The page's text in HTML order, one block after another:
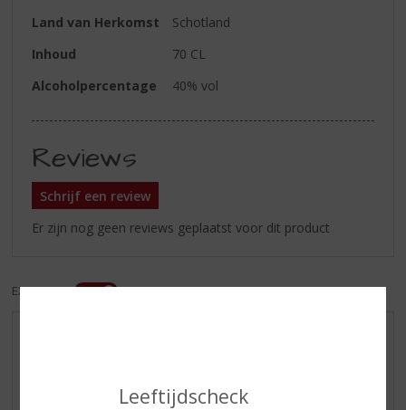
Leeftijdscheck
Land van Herkomst
Schotland
Inhoud
70 CL
Alcoholpercentage
40% vol
Reviews
Schrijf een review
Er zijn nog geen reviews geplaatst voor dit product
EXCL. BTW INCL. BTW
WHISKY VAN DE MAAND